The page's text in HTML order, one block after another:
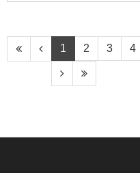
1 2 3 4